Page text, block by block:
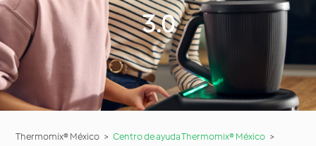
3.0
Thermomix® México
Centro de ayuda Thermomix® México